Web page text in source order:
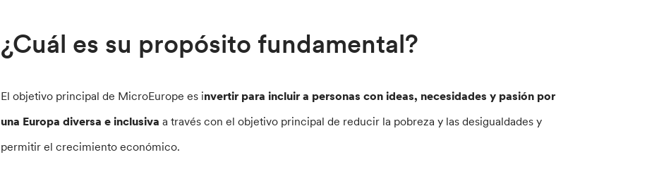
¿Cuál es su propósito fundamental?
El objetivo principal de MicroEurope es invertir para incluir a personas con ideas, necesidades y pasión por
una Europa diversa e inclusiva a través con el objetivo principal de reducir la pobreza y las desigualdades y
permitir el crecimiento económico.